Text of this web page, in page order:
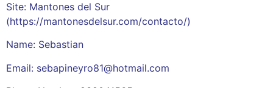
Site: Mantones del Sur
(https://mantonesdelsur.com/contacto/)
Name: Sebastian
Email: sebapineyro81@hotmail.com